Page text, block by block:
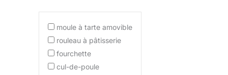
moule à tarte amovible
rouleau à pâtisserie
fourchette
cul-de-poule